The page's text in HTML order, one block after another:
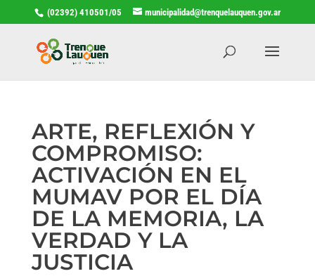
(02392) 410501/05 municipalidad@trenquelauquen.gov.ar
ARTE, REFLEXIÓN Y
COMPROMISO:
ACTIVACIÓN EN EL
MUMAV POR EL DÍA
DE LA MEMORIA, LA
VERDAD Y LA
JUSTICIA